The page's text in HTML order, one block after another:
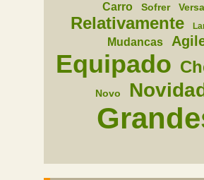
Carro Sofrer
Relativamente
Mudancas
Equipado
Novo